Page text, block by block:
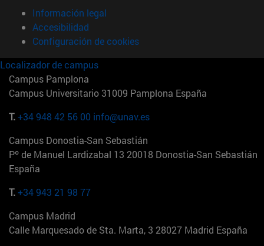
Información legal
Accesibilidad
Configuración de cookies
Localizador de campus
Campus Pamplona
Campus Universitario 31009 Pamplona España
T.+34 948 42 56 00 info@unav.es
Campus Donostia-San Sebastián
Pº de Manuel Lardizabal 13 20018 Donostia-San Sebastián
España
T.+34 943 21 98 77
Campus Madrid
Calle Marquesado de Sta. Marta, 3 28027 Madrid España